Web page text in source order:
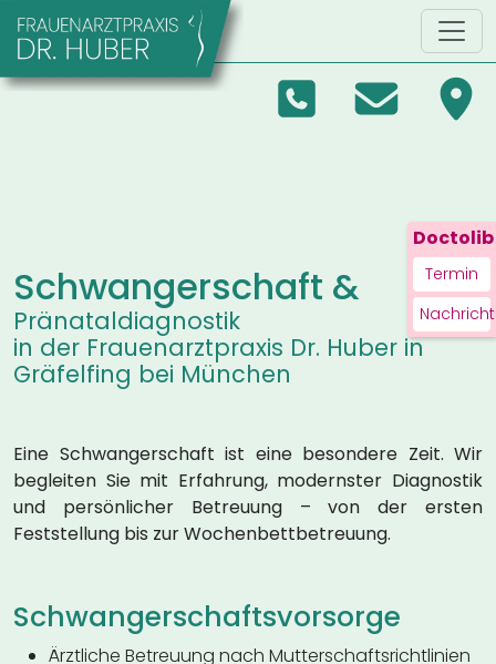
Zum Hauptinhalt springen
Schwangerschaft &
Pränataldiagnostik
in der Frauenarztpraxis Dr. Huber in
Gräfelfing bei München
Eine Schwangerschaft ist eine besondere Zeit. Wir
begleiten Sie mit Erfahrung, modernster Diagnostik
und persönlicher Betreuung – von der ersten
Feststellung bis zur Wochenbettbetreuung.
Schwangerschaftsvorsorge
Ärztliche Betreuung nach Mutterschaftsrichtlinien
Doctolib
Termin
Nachricht